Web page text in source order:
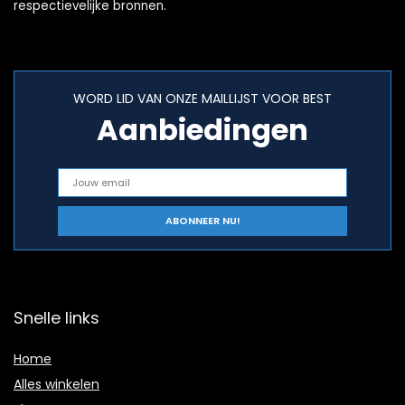
respectievelijke bronnen.
WORD LID VAN ONZE MAILLIJST VOOR BEST
Aanbiedingen
Snelle links
Home
Alles winkelen